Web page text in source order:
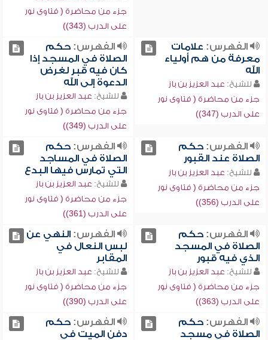
جزء من محاضرة ( فتاوى نور
على الدرب (343))
الفهرس: علامات
معرفة من هم أولياء
الله
للشيخ: عبد العزيز بن باز
جزء من محاضرة ( فتاوى نور
على الدرب (347))
الفهرس:حكم
الصلاة في المسجد إذا
كان فيه قبر لغرض
الدعوة إلى الله
للشيخ: عبد العزيز بن باز
جزء من محاضرة ( فتاوى نور
على الدرب (349))
الفهرس:حكم
الصلاة عند القبور
للشيخ: عبد العزيز بن باز
جزء من محاضرة ( فتاوى نور
على الدرب (356))
الفهرس:حكم
الصلاة في المساجد
التي تمارس فيها البدع
للشيخ: عبد العزيز بن باز
جزء من محاضرة ( فتاوى نور
على الدرب (361))
الفهرس:حكم
الصلاة في المسجد
الذي فيه قبور
للشيخ: عبد العزيز بن باز
جزء من محاضرة ( فتاوى نور
على الدرب (363))
الفهرس:النهي عن
لبس النعال في
المقابر
للشيخ: عبد العزيز بن باز
جزء من محاضرة ( فتاوى نور
على الدرب (390))
الفهرس:حكم
الصلاة في مسجد
الفهرس:حكم
دفن الميت في